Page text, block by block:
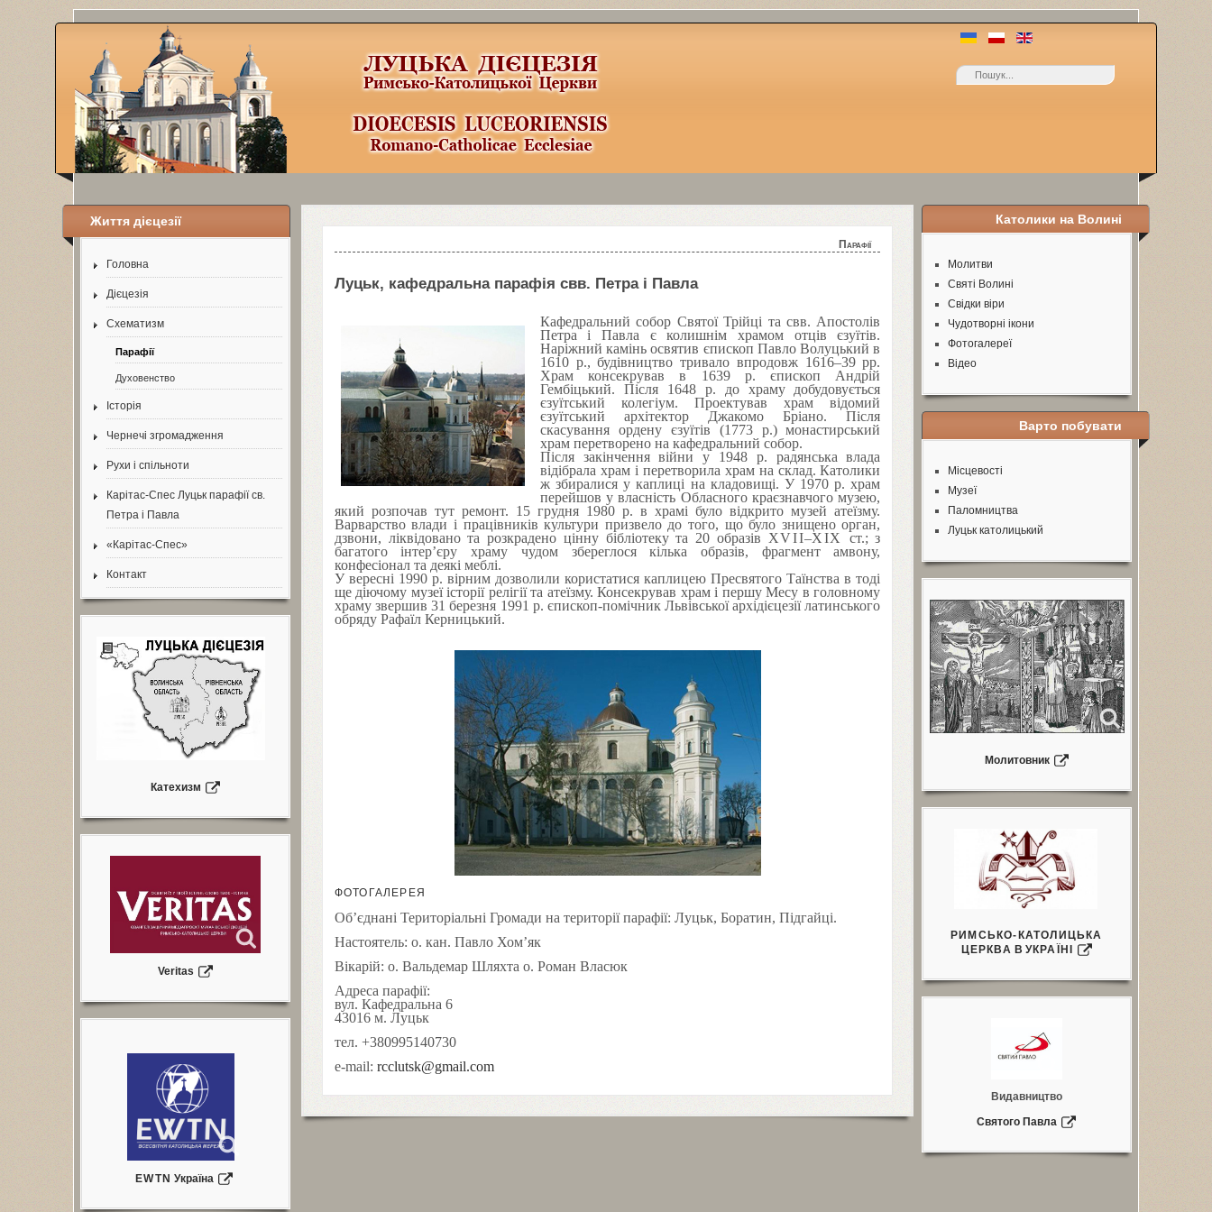
Життя дієцезії
Головна
Дієцезія
Схематизм
Парафії
Духовенство
Історія
Чернечі згромадження
Рухи і спільноти
Карітас-Спес Луцьк парафії св.
Петра і Павла
«Карітас-Спес»
Контакт
Катехизм
Veritas
EWTN Україна
Парафії
Луцьк, кафедральна парафія свв. Петра і Павла
Кафедральний собор Святої Трійці та свв. Апостолів
Петра і Павла є колишнім храмом отців єзуїтів.
Наріжний камінь освятив єпископ Павло Волуцький в
1610р., будівництво тривало впродовж 1616–39рр.
Храм консекрував в 1639р. єпископ Андрій
Гембіцький. Після 1648р. до храму добудовується
єзуїтський колегіум. Проектував храм відомий
єзуїтський архітектор Джакомо Бріано. Після
скасування ордену єзуїтів (1773р.) монастирський
храм перетворено на кафедральний собор.
Після закінчення війни у 1948 р. радянська влада
відібрала храм і перетворила храм на склад. Католики
ж збиралися у каплиці на кладовищі. У 1970 р. храм
перейшов у власність Обласного краєзнавчого музею,
який розпочав тут ремонт. 15 грудня 1980 р. в храмі було відкрито музей атеїзму.
Варварство влади і працівників культури призвело до того, що було знищено орган,
дзвони, ліквідовано та розкрадено цінну бібліотеку та 20 образів XVII–XIX
ст.; з
багатого інтер’єру храму чудом збереглося кілька образів, фрагмент амвону,
конфесіонал та деякі меблі.
У вересні 1990р. вірним дозволили користатися каплицею Пресвятого Таїнства в тоді
ще діючому музеї історії релігії та атеїзму. Консекрував храм і першу Месу в головному
храму звершив31 березня 1991 р. єпископ-помічник Львівської архідієцезії латинського
обряду Рафаїл Керницький.
ФОТОГАЛЕРЕЯ
Об’єднані Територіальні Громади на території парафії: Луцьк, Боратин, Підгайці.
Настоятель: о. кан. Павло Хом’як
Вікарій: о. Вальдемар Шляхта о. Роман Власюк
Адреса парафії:
вул. Кафедральна 6
43016м. Луцьк
тел. +380995140730
e-mail: rcclutsk@gmail.com
Католики на Волині
Молитви
Святі Волині
Свідки віри
Чудотворні ікони
Фотогалереї
Відео
Варто побувати
Місцевості
Музеї
Паломництва
Луцьк католицький
Молитовник
РИМСЬКО-КАТОЛИЦЬКА
ЦЕРКВА В УКРАЇНІ
Видавництво
Святого Павла